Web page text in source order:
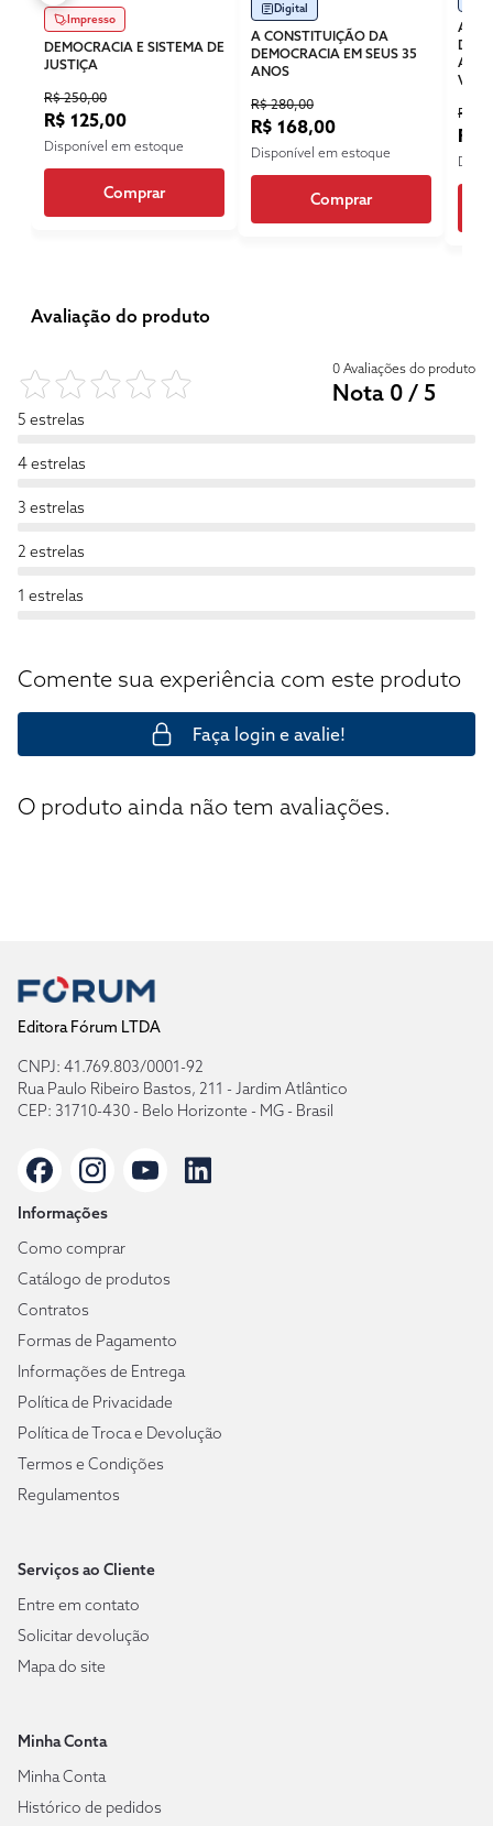
Impresso
DEMOCRACIA E SISTEMA DE
JUSTIÇA
R$ 250,00
R$ 125,00
Disponível em estoque
Comprar
Digital
A CONSTITUIÇÃO DA
DEMOCRACIA EM SEUS 35
ANOS
R$ 280,00
R$ 168,00
Disponível em estoque
Comprar
A
DO
R$
R$
Avaliação do produto
0 Avaliações do produto
Nota 0 / 5
5 estrelas
4 estrelas
3 estrelas
2 estrelas
1 estrelas
Comente sua experiência com este produto
Faça login e avalie!
O produto ainda não tem avaliações.
Editora Fórum LTDA
CNPJ: 41.769.803/0001-92
Rua Paulo Ribeiro Bastos, 211 - Jardim Atlântico
CEP: 31710-430 - Belo Horizonte - MG - Brasil
Informações
Como comprar
Catálogo de produtos
Contratos
Formas de Pagamento
Informações de Entrega
Política de Privacidade
Política de Troca e Devolução
Termos e Condições
Regulamentos
Serviços ao Cliente
Entre em contato
Solicitar devolução
Mapa do site
Minha Conta
Minha Conta
Histórico de pedidos